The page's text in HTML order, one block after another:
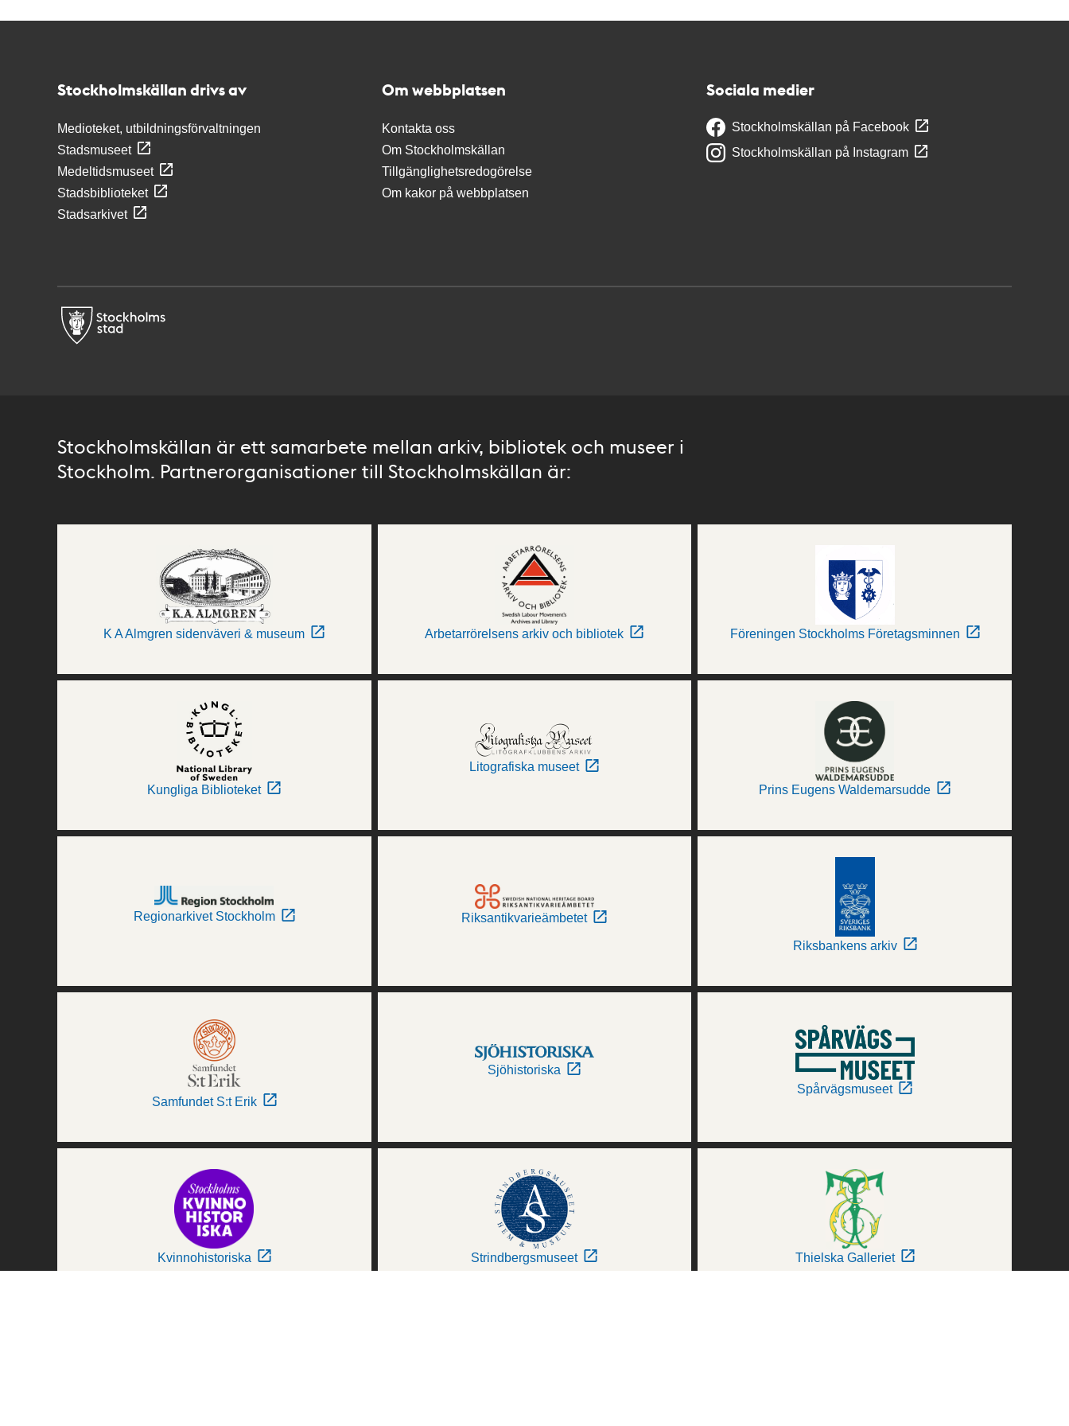
Stockholmskällan drivs av
Medioteket, utbildningsförvaltningen
Stadsmuseet
Medeltidsmuseet
Stadsbiblioteket
Stadsarkivet
Om webbplatsen
Kontakta oss
Om Stockholmskällan
Tillgänglighetsredogörelse
Om kakor på webbplatsen
Sociala medier
Stockholmskällan på Facebook
Stockholmskällan på Instagram
Stockholmskällan är ett samarbete mellan arkiv, bibliotek och museer i
Stockholm. Partnerorganisationer till Stockholmskällan är:
K A Almgren sidenväveri & museum Arbetarrörelsens arkiv och bibliotek Föreningen Stockholms Företagsminnen
Kungliga Biblioteket
Litografiska museet
Prins Eugens Waldemarsudde
Regionarkivet Stockholm Riksantikvarieämbetet
Riksbankens arkiv
Samfundet S:t Erik
Sjöhistoriska
Spårvägsmuseet
Kvinnohistoriska Strindbergsmuseet Thielska Galleriet